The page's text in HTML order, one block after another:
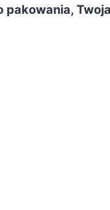
pakowania,